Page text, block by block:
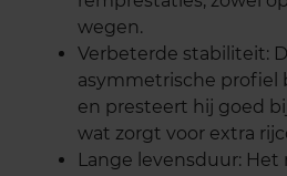
wegen.
Verbeterde stabiliteit:
asymmetrische profiel
en presteert hij goed
wat zorgt voor extra
Lange levensduur: